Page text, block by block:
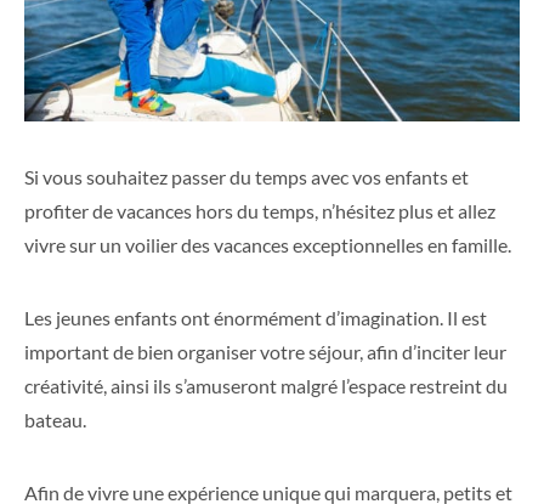
Si vous souhaitez passer du temps avec vos enfants et
profiter de vacances hors du temps, n’hésitez plus et allez
vivre sur un voilier des vacances exceptionnelles en famille.
Les jeunes enfants ont énormément d’imagination. Il est
important de bien organiser votre séjour, afin d’inciter leur
créativité, ainsi ils s’amuseront malgré l’espace restreint du
bateau.
Afin de vivre une expérience unique qui marquera, petits et